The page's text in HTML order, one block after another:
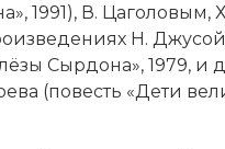
1991), В. Ца­го­ло­вым,
Н.
Сыр­до­на», 1979, и
(по­весть «Де­ти